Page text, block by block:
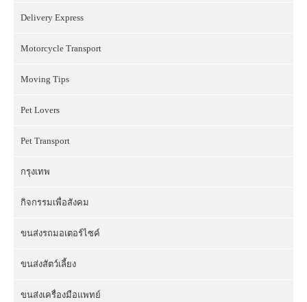
Delivery Express
Motorcycle Transport
Moving Tips
Pet Lovers
Pet Transport
กรุงเทพ
กิจกรรมเพื่อสังคม
ขนส่งรถมอเตอร์ไซค์
ขนส่งสัตว์เลี้ยง
ขนส่งเครื่องมือแพทย์